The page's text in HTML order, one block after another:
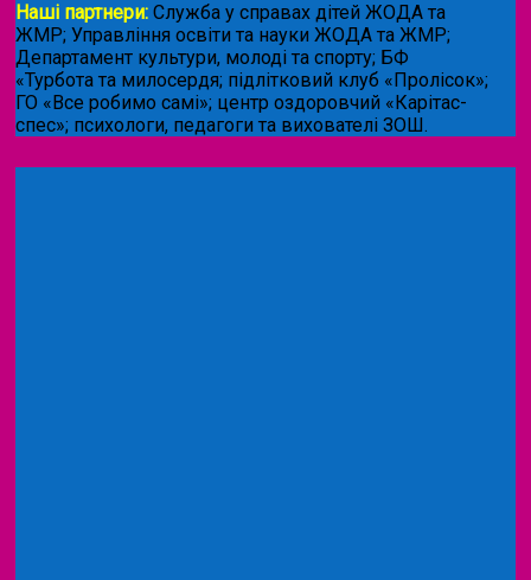
Наші партнери: Служба у справах дітей ЖОДА та
ЖМР; Управління освіти та науки ЖОДА та ЖМР;
Департамент культури, молоді та спорту; БФ
«Турбота та милосердя; підлітковий клуб «Пролісок»;
ГО «Все робимо самі»; центр оздоровчий «Карітас-
спес»; психологи, педагоги та вихователі ЗОШ.